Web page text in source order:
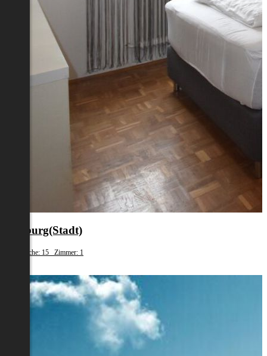
Salzburg(Stadt)
Wohnfläche: 15 Zimmer: 1